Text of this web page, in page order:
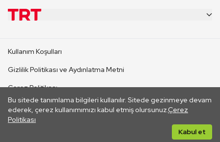
Bu sitede tanımlama bilgileri kullanılır. Sitede gezinmeye devam
ederek, çerez kullanımımızı kabul etmiş olursunuz.Çerez
Politikası
Kabul et
CANLI YAYINLAR
Kullanım Koşulları
Gizlilik Politikası ve Aydınlatma Metni
Çerez Politikası
İletişim
Her hakkı saklıdır. ©2026 TRT. Bağlantı yoluyla gidilen dış